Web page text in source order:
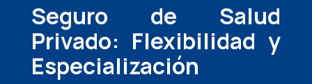
Seguro de Salud
Privado: Flexibilidad y
Especialización